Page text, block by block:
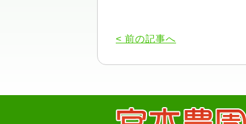
< 前の記事へ